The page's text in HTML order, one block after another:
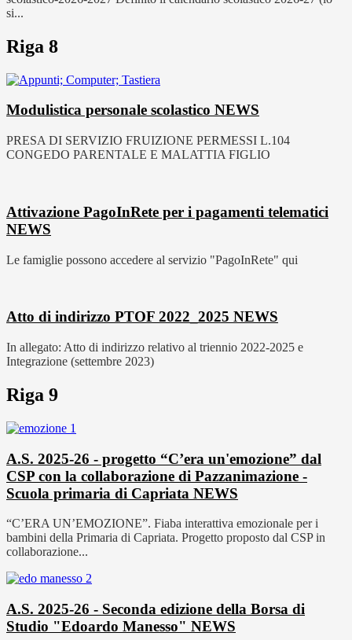
si...
Riga 8
Modulistica personale scolastico NEWS
PRESA DI SERVIZIO FRUIZIONE PERMESSI L.104
CONGEDO PARENTALE E MALATTIA FIGLIO
Attivazione PagoInRete per i pagamenti telematici
NEWS
Le famiglie possono accedere al servizio "PagoInRete" qui
Atto di indirizzo PTOF 2022_2025 NEWS
In allegato: Atto di indirizzo relativo al triennio 2022-2025 e
Integrazione (settembre 2023)
Riga 9
A.S. 2025-26 - progetto “C’era un'emozione” dal
CSP con la collaborazione di Pazzanimazione -
Scuola primaria di Capriata NEWS
“C’ERA UN’EMOZIONE”. Fiaba interattiva emozionale per i
bambini della Primaria di Capriata. Progetto proposto dal CSP in
collaborazione...
A.S. 2025-26 - Seconda edizione della Borsa di
Studio "Edoardo Manesso" NEWS